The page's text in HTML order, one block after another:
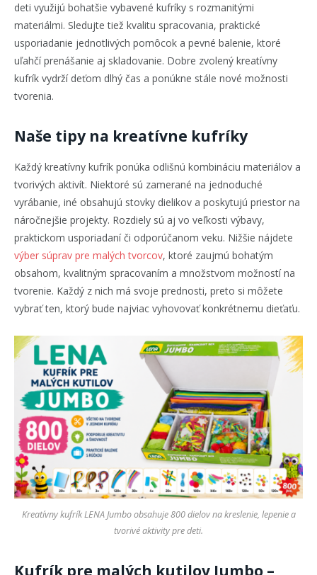
deti využijú bohatšie vybavené kufríky s rozmanitými
materiálmi. Sledujte tiež kvalitu spracovania, praktické
usporiadanie jednotlivých pomôcok a pevné balenie, ktoré
uľahčí prenášanie aj skladovanie. Dobre zvolený kreatívny
kufrík vydrží deťom dlhý čas a ponúkne stále nové možnosti
tvorenia.
Naše tipy na kreatívne kufríky
Každý kreatívny kufrík ponúka odlišnú kombináciu materiálov a
tvorivých aktivít. Niektoré sú zamerané na jednoduché
vyrábanie, iné obsahujú stovky dielikov a poskytujú priestor na
náročnejšie projekty. Rozdiely sú aj vo veľkosti výbavy,
praktickom usporiadaní či odporúčanom veku. Nižšie nájdete
výber súprav pre malých tvorcov, ktoré zaujmú bohatým
obsahom, kvalitným spracovaním a množstvom možností na
tvorenie. Každý z nich má svoje prednosti, preto si môžete
vybrať ten, ktorý bude najviac vyhovovať konkrétnemu dieťaťu.
Kreatívny kufrík LENA Jumbo obsahuje 800 dielov na kreslenie, lepenie a
tvorivé aktivity pre deti.